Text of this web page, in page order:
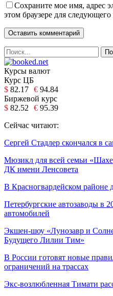
Сохраните мое имя, адрес
этом браузере для
Курсы валют
Курс ЦБ
$ 82.17 € 94.84
Биржевой курс
$ 82.52 € 95.39
Сейчас читают:
Сергей Стадлер скончался в
Мюзикл для всей семьи
ДК имени Ленсовета
В Красногвардейском районе
Петербургские автозаводы в
автомобилей
Экшен-шоу «Лунозавр и
Будущего Лилии Тим»
В России готовят новые
ограничений на трассах
Экс-возлюбленная Тимати